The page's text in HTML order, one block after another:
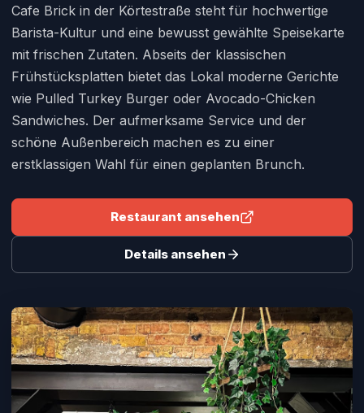
Cafe Brick in der Körtestraße steht für hochwertige
Barista-Kultur und eine bewusst gewählte Speisekarte
mit frischen Zutaten. Abseits der klassischen
Frühstücksplatten bietet das Lokal moderne Gerichte
wie Pulled Turkey Burger oder Avocado-Chicken
Sandwiches. Der aufmerksame Service und der
schöne Außenbereich machen es zu einer
erstklassigen Wahl für einen geplanten Brunch.
Restaurant ansehen
Details ansehen